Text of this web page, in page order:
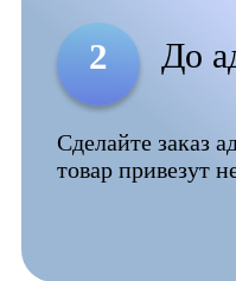
2 До
Сделайте заказ
товар привезут